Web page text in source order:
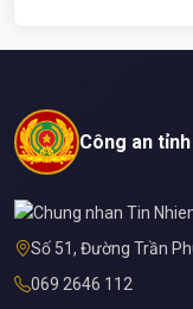
Công an
Số 51, Đường Trần
069 2646 112